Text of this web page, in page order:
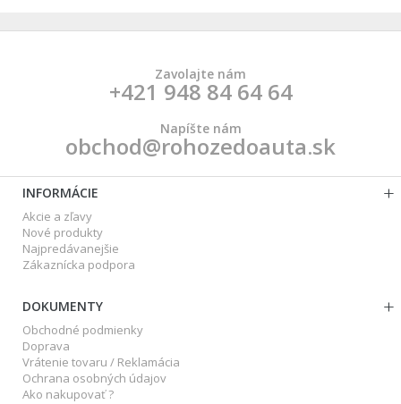
Zavolajte nám
+421 948 84 64 64
Napíšte nám
obchod@rohozedoauta.sk
INFORMÁCIE
Akcie a zľavy
Nové produkty
Najpredávanejšie
Zákaznícka podpora
DOKUMENTY
Obchodné podmienky
Doprava
Vrátenie tovaru / Reklamácia
Ochrana osobných údajov
Ako nakupovať ?